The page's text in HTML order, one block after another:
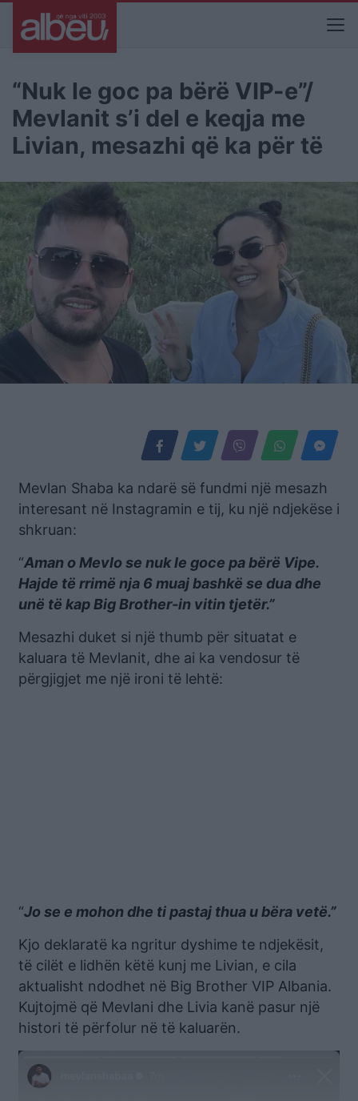
“Nuk le goc pa bërë VIP-e”/
Mevlanit s’i del e keqja me
Livian, mesazhi që ka për të
Mevlan Shaba ka ndarë së fundmi një mesazh
interesant në Instagramin e tij, ku një ndjekëse i
shkruan:
“Aman o Mevlo se nuk le goce pa bërë Vipe.
Hajde të rrimë nja 6 muaj bashkë se dua dhe
unë të kap Big Brother-in vitin tjetër.”
Mesazhi duket si një thumb për situatat e
kaluara të Mevlanit, dhe ai ka vendosur të
përgjigjet me një ironi të lehtë:
“Jo se e mohon dhe ti pastaj thua u bëra vetë.”
Kjo deklaratë ka ngritur dyshime te ndjekësit,
të cilët e lidhën këtë kunj me Livian, e cila
aktualisht ndodhet në Big Brother VIP Albania.
Kujtojmë që Mevlani dhe Livia kanë pasur një
histori të përfolur në të kaluarën.